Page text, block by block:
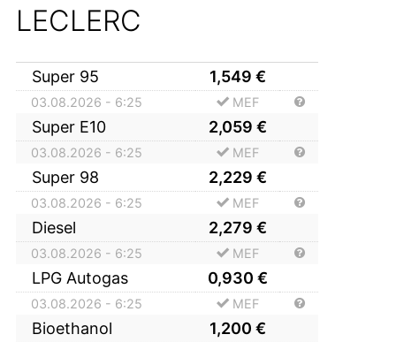
LECLERC
Super 95 1,549 €
03.08.2026 - 6:25 MEF
Super E10 2,059 €
03.08.2026 - 6:25 MEF
Super 98 2,229 €
03.08.2026 - 6:25 MEF
Diesel 2,279 €
03.08.2026 - 6:25 MEF
LPG Autogas 0,930 €
03.08.2026 - 6:25 MEF
Bioethanol 1,200 €